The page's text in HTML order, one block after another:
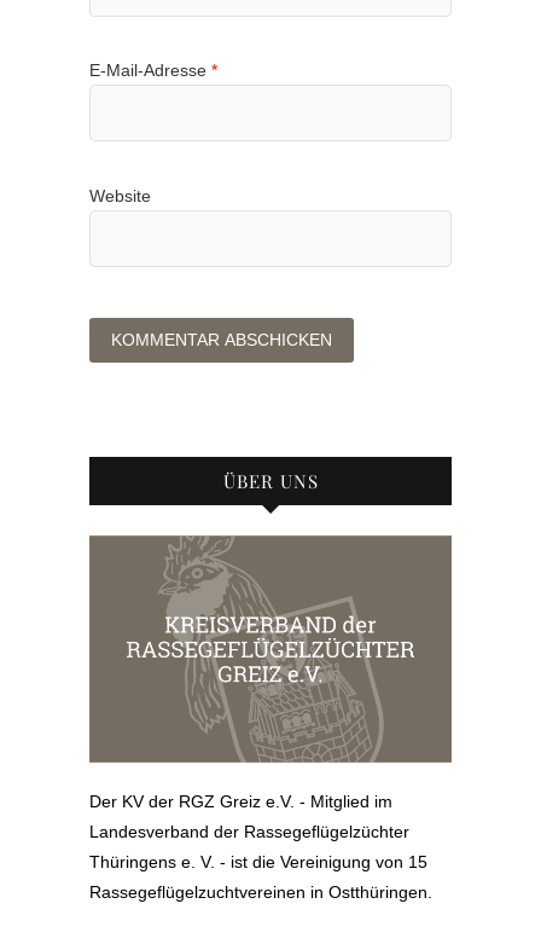
E-Mail-Adresse *
Website
ÜBER UNS
Der KV der RGZ Greiz e.V. - Mitglied im
Landesverband der Rassegeflügelzüchter
Thüringens e. V. - ist die Vereinigung von 15
Rassegeflügelzuchtvereinen in Ostthüringen.